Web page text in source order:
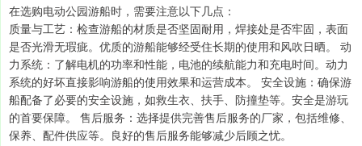
在选购电动公园游船时，需要注意以下几点：
质量与工艺：检查游船的材质是否坚固耐用，焊接处是否牢固，表面
是否光滑无瑕疵。优质的游船能够经受住长期的使用和风吹日晒。 动
力系统：了解电机的功率和性能，电池的续航能力和充电时间。动力
系统的好坏直接影响游船的使用效果和运营成本。 安全设施：确保游
船配备了必要的安全设施，如救生衣、扶手、防撞垫等。安全是游玩
的首要保障。 售后服务：选择提供完善售后服务的厂家，包括维修、
保养、配件供应等。良好的售后服务能够减少后顾之忧。